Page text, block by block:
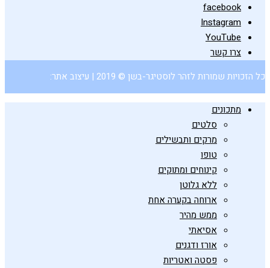
facebook
Instagram
YouTube
צרו קשר
כל הזכויות שמורות לזהר לוסטיגר-בשן © 2019 | עיצוב אתר:
מתכונים
סלטים
מרקים ותבשילים
טופו
קינוחים ומתוקים
ללא גלוטן
ארוחה בקערה אחת
ממש מהיר
אסיאתי
אורז ודגנים
פסטה ואטריות